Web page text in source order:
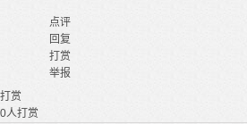
点评
回复
打赏
举报
打赏
0人打赏